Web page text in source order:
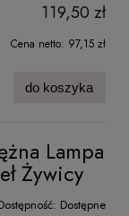
119,50 zł
Cena netto: 97,15 zł
do koszyka
Lampa
Żywicy
Dostępne